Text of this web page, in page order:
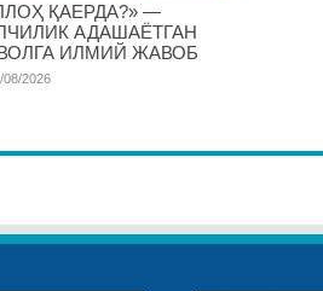
ҚАЕРДА?» —
АДАШАЁТГАН
ИЛМИЙ ЖАВОБ
08/2026